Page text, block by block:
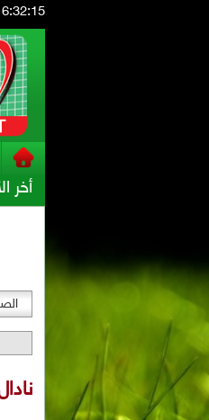
6:32:16 صباحاً
أخر
للمواجهة الآسيوية في